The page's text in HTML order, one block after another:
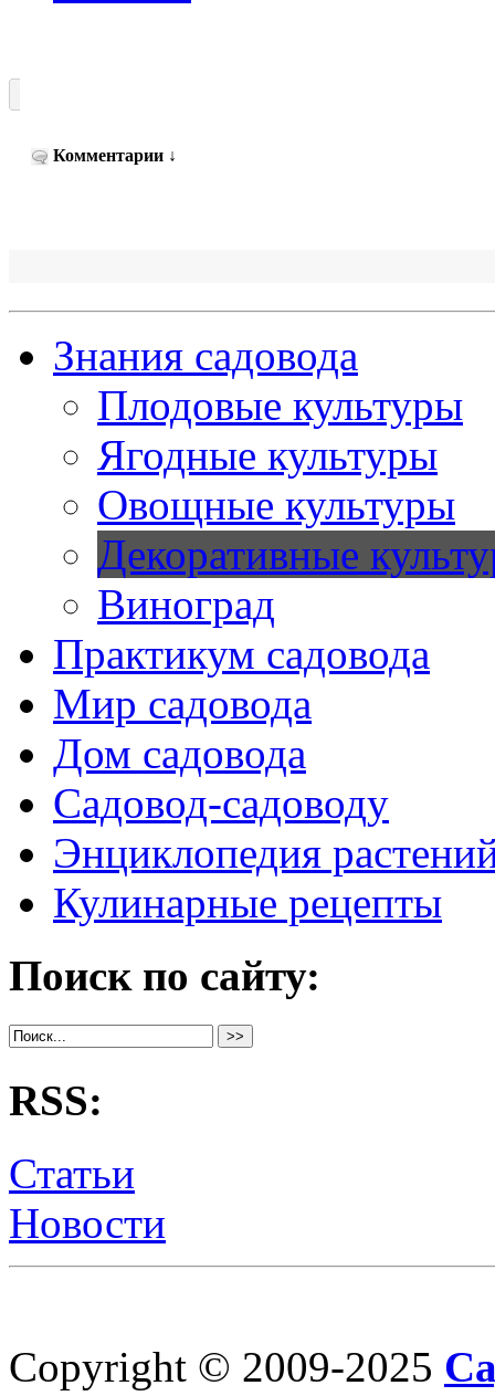
Комментарии ↓
Знания садовода
Плодовые культуры
Ягодные культуры
Овощные культуры
Декоративные
Виноград
Практикум садовода
Мир садовода
Дом садовода
Садовод-садоводу
Энциклопедия
Кулинарные рецепты
Поиск по сайту:
RSS:
Статьи
Новости
Copyright © 2009-2025